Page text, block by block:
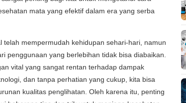
mata yang efektif dalam era yang serba
telah mempermudah kehidupan sehari-hari, namun
penggunaan yang berlebihan tidak bisa diabaikan.
vital yang sangat rentan terhadap dampak
dan tanpa perhatian yang cukup, kita bisa
kualitas penglihatan. Oleh karena itu, penting